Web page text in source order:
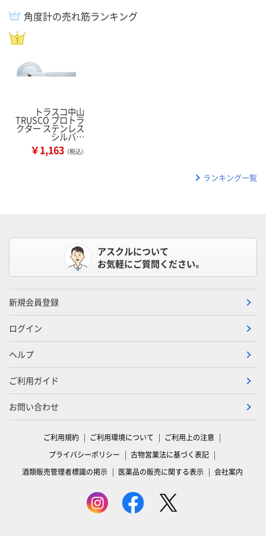
角度計の売れ筋ランキング
トラスコ中山
TRUSCO プロトラ
クター ステンレス
シルバ…
￥1,163 （税込）
ランキング一覧
アスクルについて
お気軽にご質問ください。
新規会員登録
ログイン
ヘルプ
ご利用ガイド
お問い合わせ
ご利用規約 ご利用環境について
ご利用上の注意
プライバシーポリシー
古物営業法に基づく表記
酒類販売管理者標識の掲示
医薬品の販売に関する表示 会社案内